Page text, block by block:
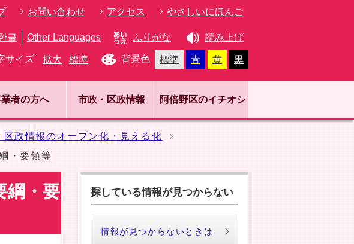
お問い合わせ アクセス やさしいにほんご
글 Other Languages ふりがな 読み上げ
サイズ 拡大 標準 背景色 標準 青 黄 黒
者の方へ 市政・区政情報 阿倍野区のイチオシ
区政情報のオープン化・見える化
・要領等
綱・要
探している情報が見つからない
情報が見つからないときは